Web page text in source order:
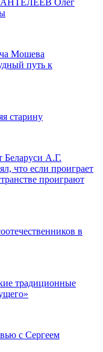
ПАНТЕЛЕЕВ Олег
Мошева
путь к
старину
Беларуси А.Г.
что если проиграет
проиграют
в
традиционные
с Сергеем